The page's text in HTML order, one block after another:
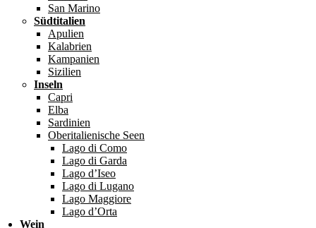
San Marino
Südtitalien
Apulien
Kalabrien
Kampanien
Sizilien
Inseln
Capri
Elba
Sardinien
Oberitalienische Seen
Lago di Como
Lago di Garda
Lago d’Iseo
Lago di Lugano
Lago Maggiore
Lago d’Orta
Wein